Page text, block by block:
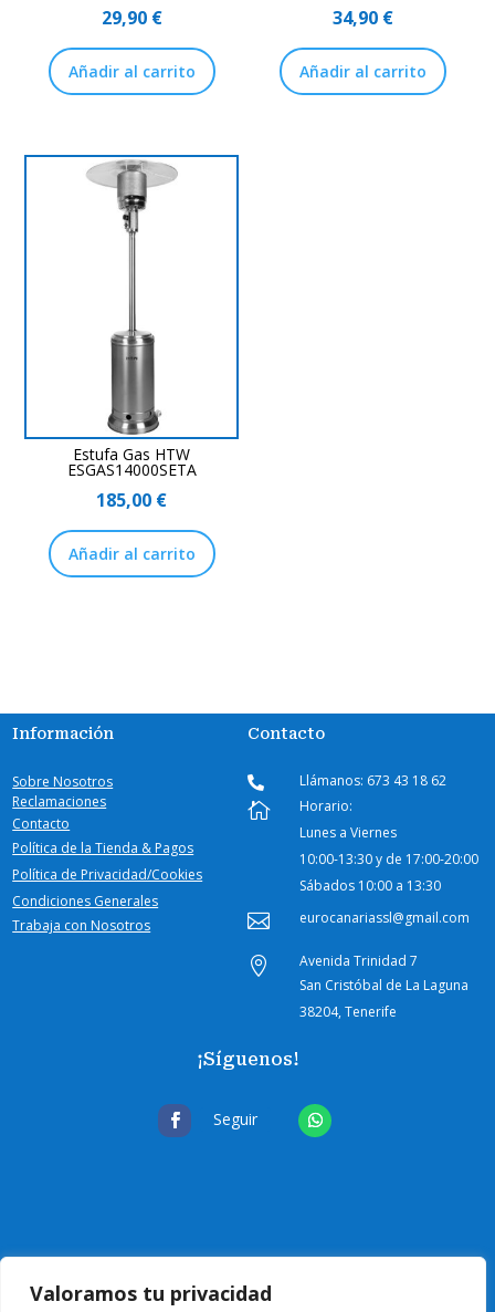
Valoramos tu privacidad
29,90 €
Añadir al carrito
34,90 €
Añadir al carrito
Estufa Gas HTW
ESGAS14000SETA
185,00 €
Añadir al carrito
Información
Sobre Nosotros
Reclamaciones
Contacto
Política de la Tienda & Pagos
Política de Privacidad/Cookies
Condiciones Generales
Trabaja con Nosotros
Contacto
 Llámanos: 673 43 18 62

Horario:
Lunes a Viernes
10:00-13:30 y de 17:00-20:00
Sábados 10:00 a 13:30
 eurocanariassl@gmail.com

Avenida Trinidad 7
San Cristóbal de La Laguna
38204, Tenerife
¡Síguenos!
Seguir